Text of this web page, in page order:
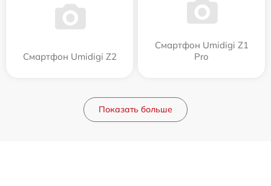
Смартфон Umidigi Z2
Смартфон Umidigi Z1
Pro
Показать больше